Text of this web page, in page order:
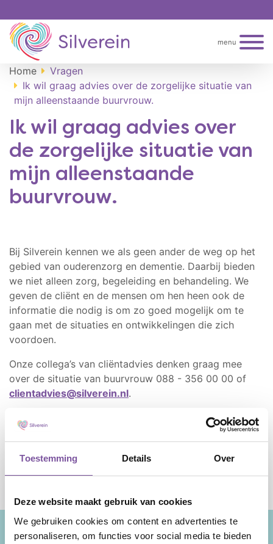
Toestemming Details Over
Deze website maakt gebruik van cookies
We gebruiken cookies om content en advertenties te
personaliseren, om functies voor social media te bieden
menu
Home
Vragen
Ik wil graag advies over de zorgelijke situatie van
mijn alleenstaande buurvrouw.
Ik wil graag advies over
de zorgelijke situatie van
mijn alleenstaande
buurvrouw.
Bij Silverein kennen we als geen ander de weg op het
gebied van ouderenzorg en dementie. Daarbij bieden
we niet alleen zorg, begeleiding en behandeling. We
geven de cliënt en de mensen om hen heen ook de
informatie die nodig is om zo goed mogelijk om te
gaan met de situaties en ontwikkelingen die zich
voordoen.
Onze collega’s van cliëntadvies denken graag mee
over de situatie van buurvrouw 088 - 356 00 00 of
clientadvies@silverein.nl.